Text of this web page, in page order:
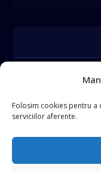
Folosim cookies pentru
serviciilor aferente.